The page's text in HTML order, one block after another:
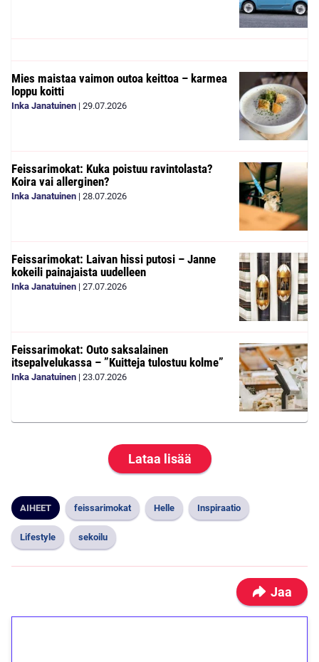
Mies maistaa vaimon outoa keittoa – karmea
loppu koitti
Inka Janatuinen | 29.07.2026
Feissarimokat: Kuka poistuu ravintolasta?
Koira vai allerginen?
Inka Janatuinen | 28.07.2026
Feissarimokat: Laivan hissi putosi – Janne
kokeili painajaista uudelleen
Inka Janatuinen | 27.07.2026
Feissarimokat: Outo saksalainen
itsepalvelukassa – ”Kuitteja tulostuu kolme”
Inka Janatuinen | 23.07.2026
Lataa lisää
AIHEET feissarimokat Helle Inspiraatio
Lifestyle sekoilu
Jaa